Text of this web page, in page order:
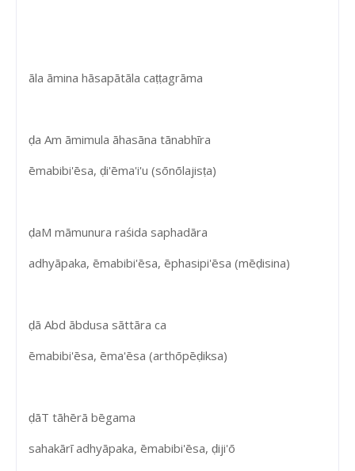
āla āmina hāsapātāla caṭṭagrāma
ḍa Am āmimula āhasāna tānabhīra
ēmabibi'ēsa, ḍi'ēma'i'u (sōnōlajisṭa)
ḍaM māmunura raśida saphadāra
adhyāpaka, ēmabibi'ēsa, ēphasipi'ēsa (mēḍisina)
ḍā Abd ābdusa sāttāra ca
ēmabibi'ēsa, ēma'ēsa (arthōpēḍiksa)
ḍāT tāhērā bēgama
sahakārī adhyāpaka, ēmabibi'ēsa, ḍiji'ō